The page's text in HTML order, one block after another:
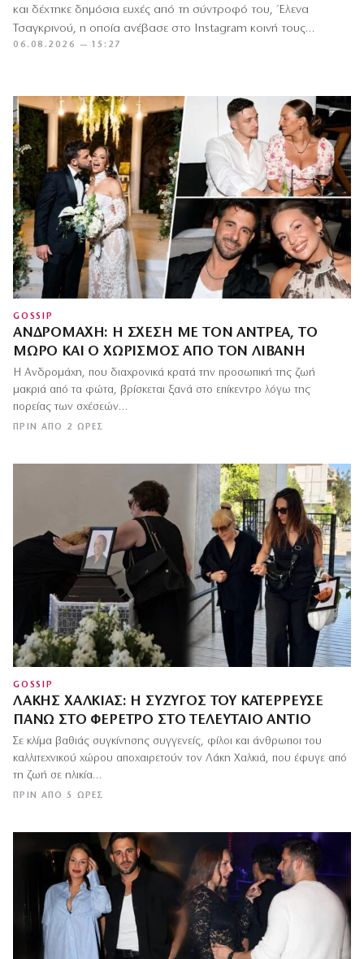
και δέχτηκε δημόσια ευχές από τη σύντροφό του, Έλενα
Τσαγκρινού, η οποία ανέβασε στο Instagram κοινή τους
φωτογραφία…
06.08.2026 — 15:27
GOSSIP
ΑΝΔΡΟΜΆΧΗ: Η ΣΧΈΣΗ ΜΕ ΤΟΝ ΑΝΤΡΈΑ, ΤΟ
ΜΩΡΌ ΚΑΙ Ο ΧΩΡΙΣΜΌΣ ΑΠΌ ΤΟΝ ΛΙΒΆΝΗ
ΠΡΙΝ ΑΠΌ 2 ΏΡΕΣ
Η Ανδρομάχη, που διαχρονικά κρατά την προσωπική της ζωή
μακριά από τα φώτα, βρίσκεται ξανά στο επίκεντρο λόγω της
πορείας των σχέσεών…
GOSSIP
ΛΆΚΗΣ ΧΑΛΚΙΆΣ: Η ΣΎΖΥΓΌΣ ΤΟΥ ΚΑΤΈΡΡΕΥΣΕ
ΠΆΝΩ ΣΤΟ ΦΈΡΕΤΡΟ ΣΤΟ ΤΕΛΕΥΤΑΊΟ ΑΝΤΊΟ
ΠΡΙΝ ΑΠΌ 5 ΏΡΕΣ
Σε κλίμα βαθιάς συγκίνησης συγγενείς, φίλοι και άνθρωποι του
καλλιτεχνικού χώρου αποχαιρετούν τον Λάκη Χαλκιά, που έφυγε από
τη ζωή σε ηλικία…